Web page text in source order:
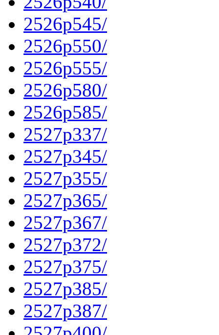
2526p545/
2526p550/
2526p555/
2526p580/
2526p585/
2527p337/
2527p345/
2527p355/
2527p365/
2527p367/
2527p372/
2527p375/
2527p385/
2527p387/